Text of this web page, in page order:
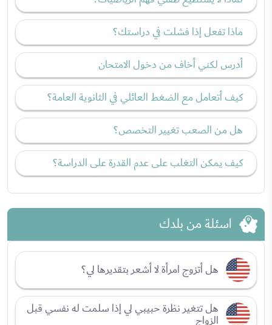
ماذا تفعل إذا فشلت في دراستك؟
أدرس لكني أخاف من دخول الامتحان
كيف أتعامل مع الضغط العائلي في الثانوية العامة؟
هل من الصعب تغيير التخصص؟
كيف يمكن التغلب على عدم القدرة على الدراسة؟
اسئلة من بلدك
هل أتزوج امرأة لا أشعر بتقديرها لي؟
هل تتغير نظرة حبيبي لي إذا سلمت له نفسي قبل
الزواج